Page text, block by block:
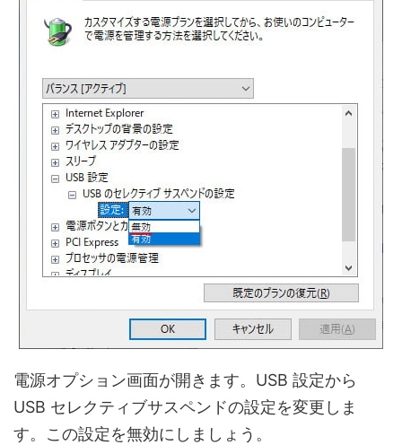
電源オプション画面が開きます。USB 設定から
USB セレクティブサスペンドの設定を変更しま
す。この設定を無効にしましょう。